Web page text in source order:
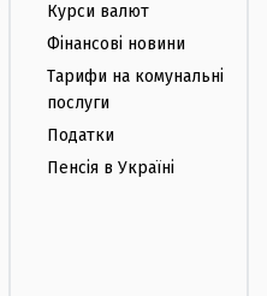
Курси валют
Фінансові новини
Тарифи на комунальні
послуги
Податки
Пенсія в Україні